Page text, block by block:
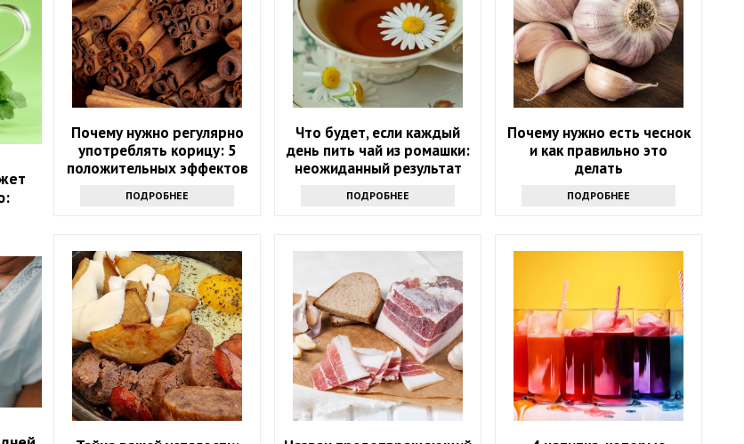
Почему нужно регулярно
употреблять корицу: 5
положительных эффектов
ПОДРОБНЕЕ
Что будет, если каждый
день пить чай из ромашки:
неожиданный результат
ПОДРОБНЕЕ
Почему нужно есть чеснок
и как правильно это
делать
ПОДРОБНЕЕ